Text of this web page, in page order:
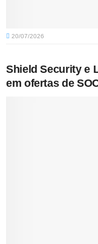
20/07/2026
Shield Security e
em ofertas de